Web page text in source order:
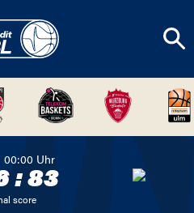
00:00 Uhr
:83
score